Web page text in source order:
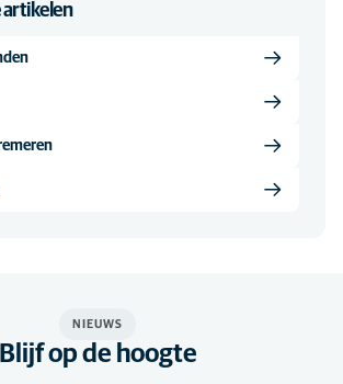
artikelen
NIEUWS
Blijf op de hoogte